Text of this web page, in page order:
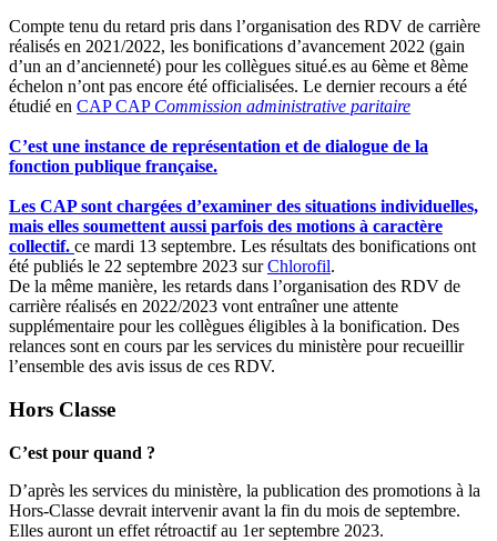
Compte tenu du retard pris dans l’organisation des RDV de carrière
réalisés en 2021/2022, les bonifications d’avancement 2022 (gain
d’un an d’ancienneté) pour les collègues situé.es au 6ème et 8ème
échelon n’ont pas encore été officialisées. Le dernier recours a été
étudié en CAP CAP Commission administrative paritaire
C’est une instance de représentation et de dialogue de la
fonction publique française.
Les CAP sont chargées d’examiner des situations individuelles,
mais elles soumettent aussi parfois des motions à caractère
collectif. ce mardi 13 septembre. Les résultats des bonifications ont
été publiés le 22 septembre 2023 surChlorofil.
De la même manière, les retards dans l’organisation des RDV de
carrière réalisés en 2022/2023 vont entraîner une attente
supplémentaire pour les collègues éligibles à la bonification. Des
relances sont en cours par les services du ministère pour recueillir
l’ensemble des avis issus de ces RDV.
Hors Classe
C’est pour quand ?
D’après les services du ministère, la publication des promotions à la
Hors-Classe devrait intervenir avant la fin du mois de septembre.
Elles auront un effet rétroactif au 1er septembre 2023.